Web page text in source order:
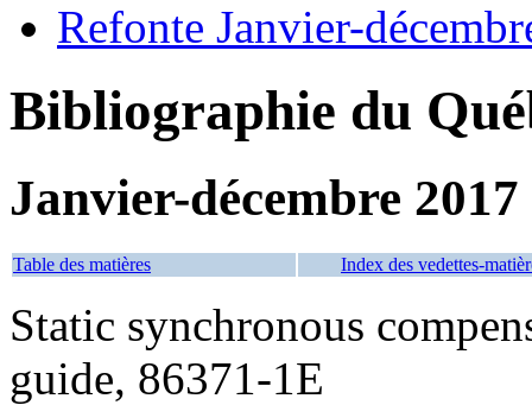
Refonte Janvier-
Bibliographie du
Janvier-décembre 2017
Table des matières Index des vedettes-
Static synchronous
guide, 86371-1E